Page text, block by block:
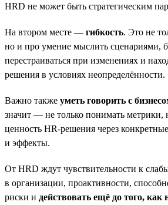
HRD не может быть стратегическим
На втором месте — гибкость. Это не
но и про умение мыслить сценариями,
перестраиваться при изменениях и
решения в условиях неопределённости.
Важно также уметь говорить с
значит — не только понимать метрики,
ценность HR-решения через
и эффекты.
От HRD ждут чувствительности к
в организации, проактивности,
риски и действовать ещё до того,